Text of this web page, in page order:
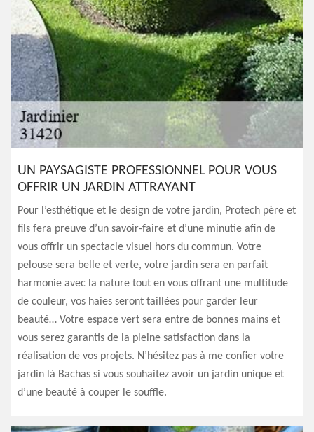
UN PAYSAGISTE PROFESSIONNEL POUR VOUS
OFFRIR UN JARDIN ATTRAYANT
Pour l’esthétique et le design de votre jardin, Protech père et
fils fera preuve d’un savoir-faire et d’une minutie afin de
vous offrir un spectacle visuel hors du commun. Votre
pelouse sera belle et verte, votre jardin sera en parfait
harmonie avec la nature tout en vous offrant une multitude
de couleur, vos haies seront taillées pour garder leur
beauté… Votre espace vert sera entre de bonnes mains et
vous serez garantis de la pleine satisfaction dans la
réalisation de vos projets. N’hésitez pas à me confier votre
jardin là Bachas si vous souhaitez avoir un jardin unique et
d’une beauté à couper le souffle.